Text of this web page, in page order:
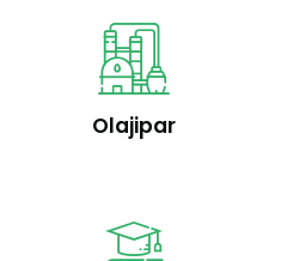
Olajipar